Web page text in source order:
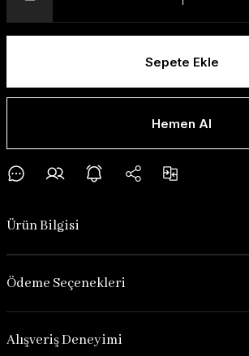
Sepete Ekle
Hemen Al
Ürün Bilgisi
Ödeme Seçenekleri
Alışveriş Deneyimi